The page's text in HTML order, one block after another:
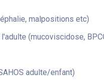
malpositions etc)
(mucoviscidose,
adulte/enfant)